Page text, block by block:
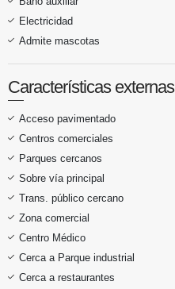
Electricidad
Admite mascotas
Características externas
Acceso pavimentado
Centros comerciales
Parques cercanos
Sobre vía principal
Trans. público cercano
Zona comercial
Centro Médico
Cerca a Parque industrial
Cerca a restaurantes